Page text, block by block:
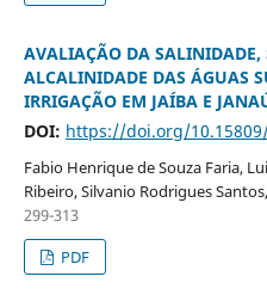
AVALIAÇÃO DA SALINIDADE,
ALCALINIDADE DAS ÁGUAS
IRRIGAÇÃO EM JAÍBA E
DOI: https://doi.org/
Fabio Henrique de Souza Faria,
Ribeiro, Silvanio Rodrigues
299-313
PDF